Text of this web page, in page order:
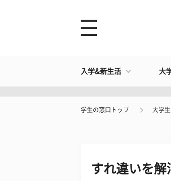
入学&新生活 大
学生の窓口トップ 大学
すれ違いを解